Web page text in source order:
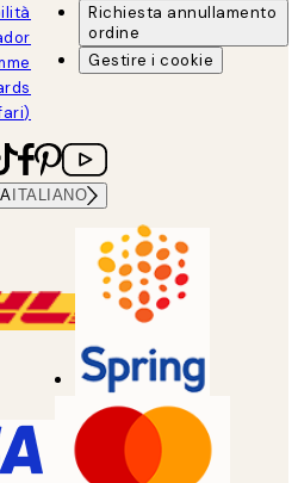
Richiesta annullamento
ordine
Gestire i cookie
ITALIANO